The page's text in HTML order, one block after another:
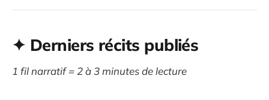
✦ Derniers récits publiés
1 fil narratif = 2 à 3 minutes de lecture